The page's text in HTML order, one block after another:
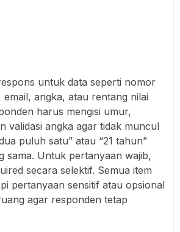
untuk data seperti nomor
email, angka, atau rentang nilai
harus mengisi umur,
validasi angka agar tidak muncul
puluh satu” atau “21 tahun”
sama. Untuk pertanyaan wajib,
secara selektif. Semua item
pertanyaan sensitif atau opsional
agar responden tetap